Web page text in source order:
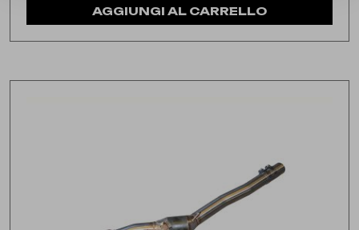
AGGIUNGI AL CARRELLO